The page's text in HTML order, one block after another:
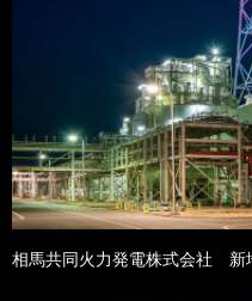
相馬共同火力発電株式会社 新